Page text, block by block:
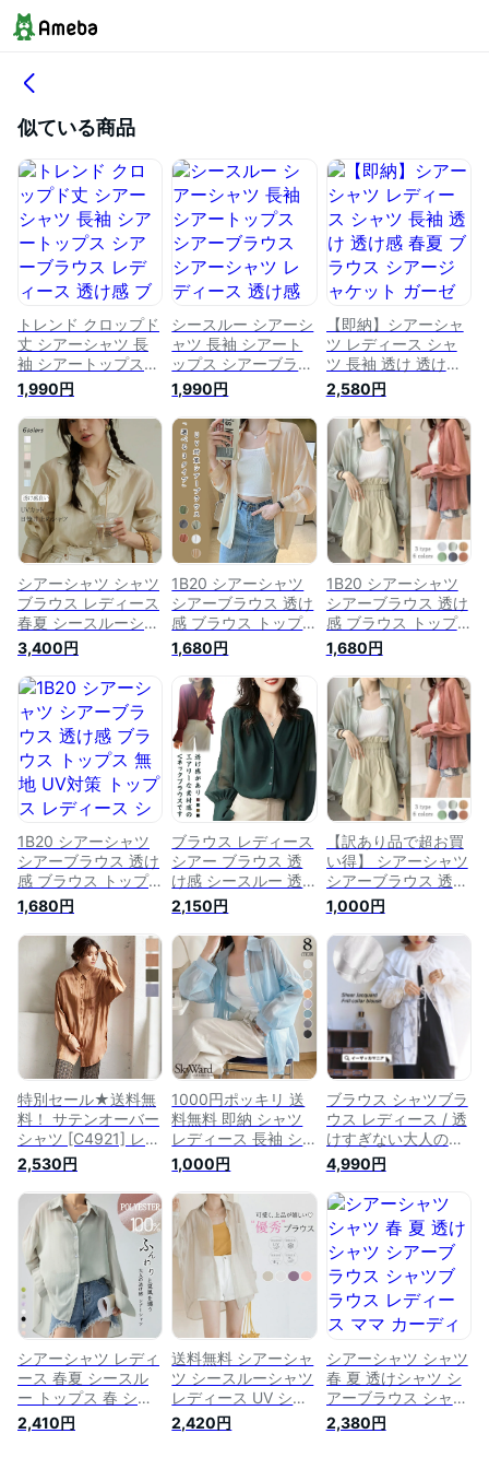
似ている商品
トレンド クロップド
丈 シアーシャツ 長
袖 シアートップス
シアーブラウス レデ
ィース 透け感 ブラ
ウス シャツ トップ
ス 透け 長袖ブラウ
ス おしゃれブラウス
きれいめトップス 襟
付きシャツ オーバー
サイズ ワッシャー加
工 春夏#
1,990円
シースルー シアーシ
ャツ 長袖 シアート
ップス シアーブラウ
ス シアーシャツ レ
ディース 透け感 ブ
ラウス シャツ トッ
プス 透け 長袖ブラ
ウス おしゃれブラウ
ス きれいめトップス
フリル チュール 春
夏 ぽわん袖 バルー
ンスリーブ予約販売
1,990円
【即納】シアーシャ
ツ レディース シャ
ツ 長袖 透け 透け感
春夏 ブラウス シア
ージャケット ガーゼ
シャツ シアー シー
スルー オーバーシャ
ツ シアーブラウス
大きいサイズ レイヤ
ード きれいめ ゆっ
たり トップス 羽織
り 体型隠し 速乾 洗
える カジュアル ト
レンド
2,580円
シアーシャツ シャツ
ブラウス レディース
春夏 シースルーシャ
ツ シアー シースル
ー 透け感 シャツブ
ラウス 羽織り 長袖
ブラウス ワイシャツ
UVシャツ トップス
白シャツ 長袖シャツ
日焼け止め 長袖 冷
房対策 アウトドア
ホワイト ブルー ピ
ンク 着回し おしゃ
れ M/L
3,400円
1B20 シアーシャツ
シアーブラウス 透け
感 ブラウス トップ
ス 無地 UV対策 トッ
プス レディース シ
ャツ 大きいサイズ
長袖 ゆったり 長袖
シャツ ロング 薄手
日焼け シースルー
トップス【送料無
料】
1,680円
1B20 シアーシャツ
シアーブラウス 透け
感 ブラウス トップ
ス 無地 UV対策 トッ
プス レディース シ
ャツ 大きいサイズ
長袖 ゆったり 長袖
シャツ ロング 薄手
日焼け シースルー
トップス【送料無
料】
1,680円
1B20 シアーシャツ
シアーブラウス 透け
感 ブラウス トップ
ス 無地 UV対策 トッ
プス レディース シ
ャツ 大きいサイズ
長袖 ゆったり 長袖
シャツ ロング 薄手
日焼け シースルー
トップス【送料無
1,680円
ブラウス レディース
シアー ブラウス 透
け感 シースルー 透
け Vネック トップス
シアーシャツ 長袖
薄手 ボリューム袖
無地 シフォンブラウ
ス シフォンシャツ
オフィス カジュアル
ゆったり シンプル
春 夏 秋 送料無料
2,150円
【訳あり品で超お買
い得】 シアーシャツ
シアーブラウス 透け
感 ブラウス トップ
ス 無地 UV対策 トッ
プス レディース シ
ャツ 大きいサイズ
長袖 ゆったり 長袖
シャツ ロング 薄手
日焼け シースルー
トップス【送料無
料】
1,000円
特別セール★送料無
料！ サテンオーバー
シャツ [C4921] レデ
ィース トップス 羽
織り アウター 透け
大人 ゆったり 体型
カバー デイリー シ
ンプル 秋 シャツ ブ
ラウス 長袖 おしゃ
れ シアー シアーシ
ャツ ロング サテン
【送料無料】【メー
ル便】
2,530円
1000円ポッキリ 送
料無料 即納 シャツ
レディース 長袖 シ
アー トップス ブラ
ウス バンドカラー
ブラウス シャツ フ
ォン シースルートッ
プス シャツ オーバ
ーサイズ 羽織り UV
対策 冷房対策 体型
カバー 長袖 透け感
1,000円
ブラウス シャツブラ
ウス レディース / 透
けすぎない大人の品
を感じる シアーブラ
ウス 。 トップス シ
ャツ 長袖 シアー シ
アートップス 透け感
羽織り 羽織 フリル
レイヤード 体型カバ
ー ゆったり 【メー
ル便可22】冬 ◆シア
ージャガード フリル
カラーブラウス
4,990円
シアーシャツ レディ
ース 春夏 シースル
ー トップス 春 シャ
ツ ブラウス 長袖 透
ける 透け感 長袖シ
2,410円
送料無料 シアーシャ
ツ シースルーシャツ
レディース UV シャ
ツ トップス シアー
シースルー ブラウス
2,420円
シアーシャツ シャツ
春 夏 透けシャツ シ
アーブラウス シャツ
ブラウス レディース
ママ カーディガン
2,380円